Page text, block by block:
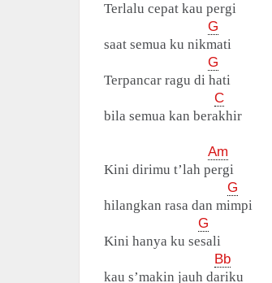
Terlalu cepat kau pergi
G
saat semua ku nikmati
G
Terpancar ragu di hati
C
bila semua kan berakhir
Am
Kini dirimu t’lah pergi
G
hilangkan rasa dan mimpi
G
Kini hanya ku sesali
Bb
kau s’makin jauh dariku